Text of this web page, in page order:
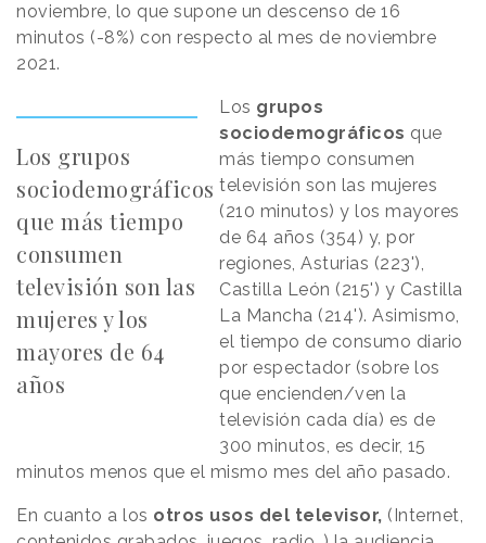
noviembre, lo que supone un descenso de 16
minutos (-8%) con respecto al mes de noviembre
2021.
Los grupos
sociodemográficos
que más tiempo
consumen
televisión son las
mujeres y los
mayores de 64
años
Los grupos
sociodemográficos que
más tiempo consumen
televisión son las mujeres
(210 minutos) y los mayores
de 64 años (354) y, por
regiones, Asturias (223'),
Castilla León (215') y Castilla
La Mancha (214'). Asimismo,
el tiempo de consumo diario
por espectador (sobre los
que encienden/ven la
televisión cada día) es de
300 minutos, es decir, 15
minutos menos que el mismo mes del año pasado.
En cuanto a los otros usos del televisor, (Internet,